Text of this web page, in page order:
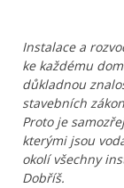
Instalace a
ke každému
důkladnou
stavebních
Proto je
kterými jsou
okolí všechny
Dobříš.